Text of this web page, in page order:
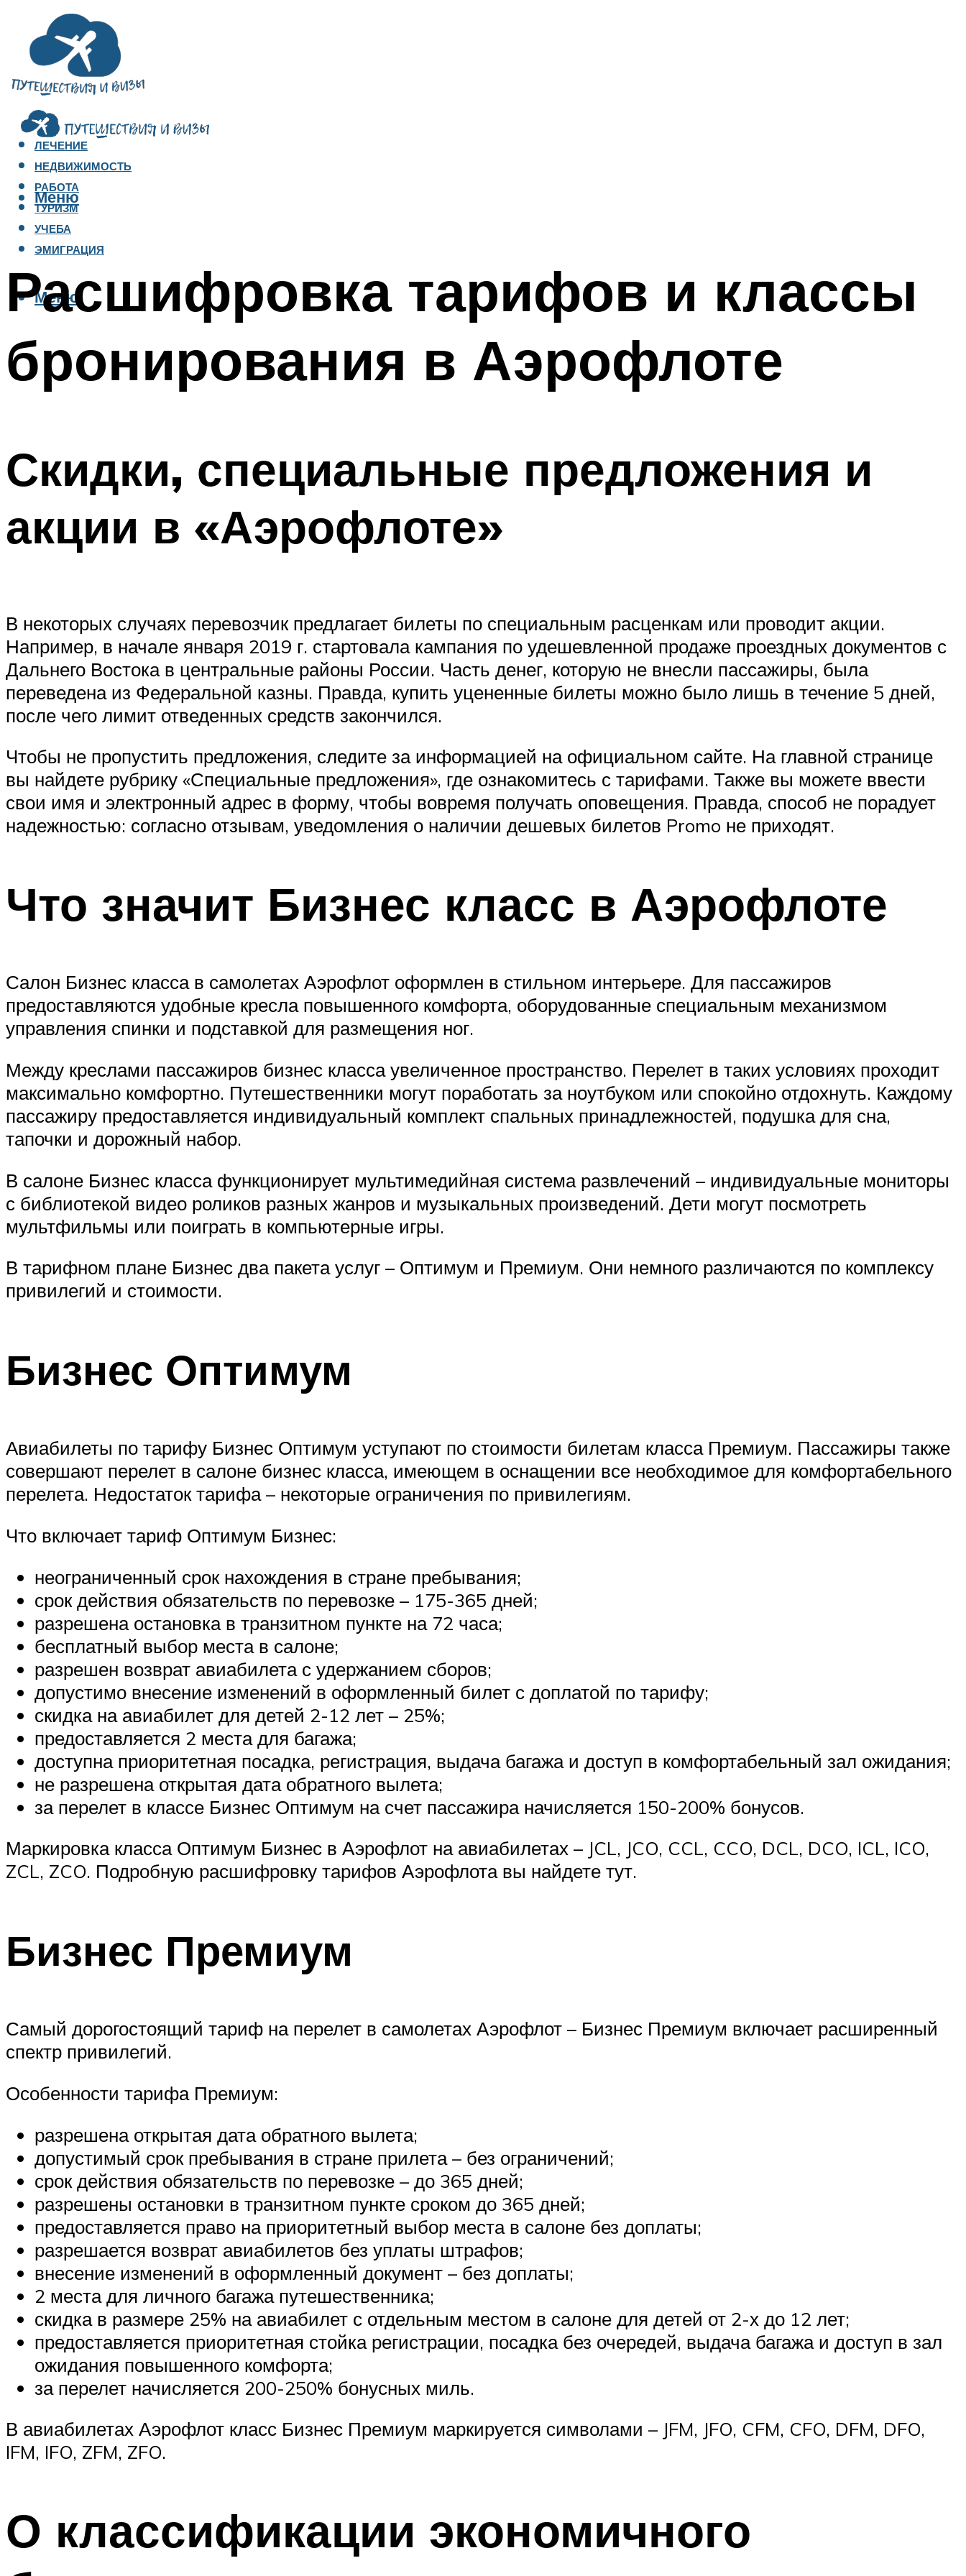
ЛЕЧЕНИЕ
НЕДВИЖИМОСТЬ
РАБОТА
ТУРИЗМ
УЧЕБА
ЭМИГРАЦИЯ
Меню
Меню
Расшифровка тарифов и классы
бронирования в Аэрофлоте
Скидки, специальные предложения и
акции в «Аэрофлоте»
В некоторых случаях перевозчик предлагает билеты по специальным расценкам или проводит акции.
Например, в начале января 2019 г. стартовала кампания по удешевленной продаже проездных документов с
Дальнего Востока в центральные районы России. Часть денег, которую не внесли пассажиры, была
переведена из Федеральной казны. Правда, купить уцененные билеты можно было лишь в течение 5 дней,
после чего лимит отведенных средств закончился.
Чтобы не пропустить предложения, следите за информацией на официальном сайте. На главной странице
вы найдете рубрику «Специальные предложения», где ознакомитесь с тарифами. Также вы можете ввести
свои имя и электронный адрес в форму, чтобы вовремя получать оповещения. Правда, способ не порадует
надежностью: согласно отзывам, уведомления о наличии дешевых билетов Promo не приходят.
Что значит Бизнес класс в Аэрофлоте
Салон Бизнес класса в самолетах Аэрофлот оформлен в стильном интерьере. Для пассажиров
предоставляются удобные кресла повышенного комфорта, оборудованные специальным механизмом
управления спинки и подставкой для размещения ног.
Между креслами пассажиров бизнес класса увеличенное пространство. Перелет в таких условиях проходит
максимально комфортно. Путешественники могут поработать за ноутбуком или спокойно отдохнуть. Каждому
пассажиру предоставляется индивидуальный комплект спальных принадлежностей, подушка для сна,
тапочки и дорожный набор.
В салоне Бизнес класса функционирует мультимедийная система развлечений – индивидуальные мониторы
с библиотекой видео роликов разных жанров и музыкальных произведений. Дети могут посмотреть
мультфильмы или поиграть в компьютерные игры.
В тарифном плане Бизнес два пакета услуг – Оптимум и Премиум. Они немного различаются по комплексу
привилегий и стоимости.
Бизнес Оптимум
Авиабилеты по тарифу Бизнес Оптимум уступают по стоимости билетам класса Премиум. Пассажиры также
совершают перелет в салоне бизнес класса, имеющем в оснащении все необходимое для комфортабельного
перелета. Недостаток тарифа – некоторые ограничения по привилегиям.
Что включает тариф Оптимум Бизнес:
неограниченный срок нахождения в стране пребывания;
срок действия обязательств по перевозке – 175-365 дней;
разрешена остановка в транзитном пункте на 72 часа;
бесплатный выбор места в салоне;
разрешен возврат авиабилета с удержанием сборов;
допустимо внесение изменений в оформленный билет с доплатой по тарифу;
скидка на авиабилет для детей 2-12 лет – 25%;
предоставляется 2 места для багажа;
доступна приоритетная посадка, регистрация, выдача багажа и доступ в комфортабельный зал ожидания;
не разрешена открытая дата обратного вылета;
за перелет в классе Бизнес Оптимум на счет пассажира начисляется 150-200% бонусов.
Маркировка класса Оптимум Бизнес в Аэрофлот на авиабилетах – JCL, JCO, CCL, CCO, DCL, DCO, ICL, ICO,
ZCL, ZCO. Подробную расшифровку тарифов Аэрофлота вы найдете тут.
Бизнес Премиум
Самый дорогостоящий тариф на перелет в самолетах Аэрофлот – Бизнес Премиум включает расширенный
спектр привилегий.
Особенности тарифа Премиум:
разрешена открытая дата обратного вылета;
допустимый срок пребывания в стране прилета – без ограничений;
срок действия обязательств по перевозке – до 365 дней;
разрешены остановки в транзитном пункте сроком до 365 дней;
предоставляется право на приоритетный выбор места в салоне без доплаты;
разрешается возврат авиабилетов без уплаты штрафов;
внесение изменений в оформленный документ – без доплаты;
2 места для личного багажа путешественника;
скидка в размере 25% на авиабилет с отдельным местом в салоне для детей от 2-х до 12 лет;
предоставляется приоритетная стойка регистрации, посадка без очередей, выдача багажа и доступ в зал
ожидания повышенного комфорта;
за перелет начисляется 200-250% бонусных миль.
В авиабилетах Аэрофлот класс Бизнес Премиум маркируется символами – JFM, JFO, CFM, CFO, DFM, DFO,
IFM, IFO, ZFM, ZFO.
О классификации экономичного